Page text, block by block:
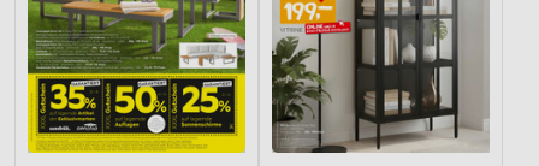
Analyse von Zielgruppen durch Statistiken oder
Kombinationen von Daten aus verschiedenen
Quellen
Entwicklung und Verbesserung der Angebote
Verwendung reduzierter Daten zur Auswahl von